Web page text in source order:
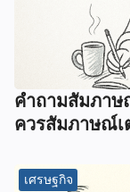
คําถามสัมภา
ควรสัมภาษณ์
เศรษฐกิจ